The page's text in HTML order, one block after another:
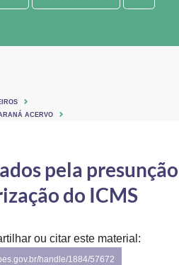
Direitos Humanos
ACERVO
pela presunção
do ICMS
ou citar este material:
handle/1884/57672